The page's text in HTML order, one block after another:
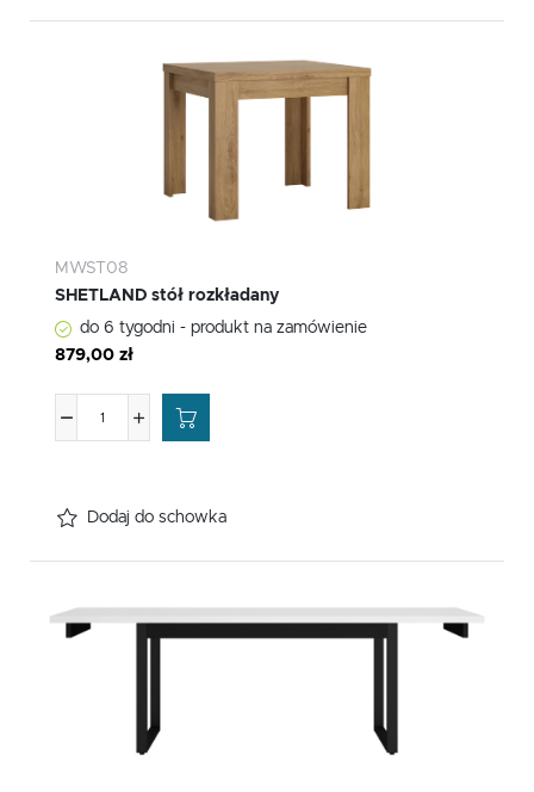
MWST08
SHETLAND stół rozkładany
do 6 tygodni - produkt na zamówienie
879,00 zł
Dodaj do schowka